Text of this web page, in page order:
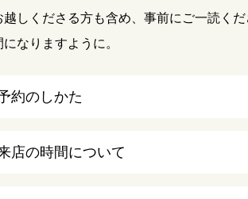
越しくださる方も含め、事前にご一読く
なりますように。
約のしかた
店の時間について